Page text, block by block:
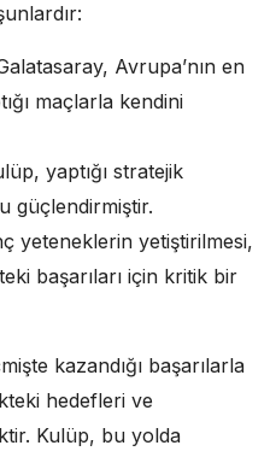
Avrupa’nın en
maçlarla kendini
yaptığı stratejik
güçlendirmiştir.
yeteneklerin yetiştirilmesi,
başarıları için kritik bir
kazandığı başarılarla
hedefleri ve
Kulüp, bu yolda